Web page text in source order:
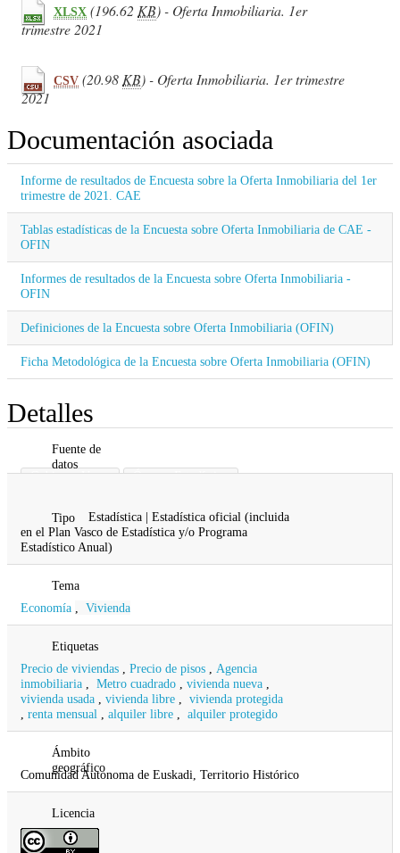
XLSX (196.62 KB) - Oferta Inmobiliaria. 1er
trimestre 2021
CSV (20.98 KB) - Oferta Inmobiliaria. 1er trimestre
2021
Documentación asociada
Informe de resultados de Encuesta sobre la Oferta Inmobiliaria del 1er
trimestre de 2021. CAE
Tablas estadísticas de la Encuesta sobre Oferta Inmobiliaria de CAE -
OFIN
Informes de resultados de la Encuesta sobre Oferta Inmobiliaria -
OFIN
Definiciones de la Encuesta sobre Oferta Inmobiliaria (OFIN)
Ficha Metodológica de la Encuesta sobre Oferta Inmobiliaria (OFIN)
Detalles
Fuente de
datos
Gobierno Vasco
Órgano Estadístico
Tipo
Estadística | Estadística oficial (incluida
en el Plan Vasco de Estadística y/o Programa
Estadístico Anual)
Tema
Economía , Vivienda
Etiquetas
Precio de viviendas , Precio de pisos , Agencia
inmobiliaria , Metro cuadrado , vivienda nueva ,
vivienda usada , vivienda libre , vivienda protegida
, renta mensual , alquiler libre , alquiler protegido
Ámbito
geográfico
Comunidad Autonoma de Euskadi, Territorio Histórico
Licencia